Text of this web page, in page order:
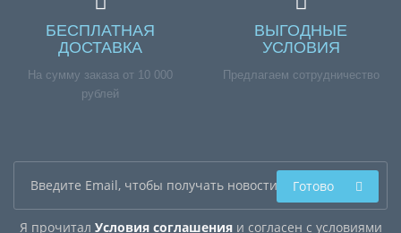
БЕСПЛАТНАЯ
ДОСТАВКА
На сумму заказа от 10 000
рублей
ВЫГОДНЫЕ
УСЛОВИЯ
Предлагаем сотрудничество
Я прочитал Условия соглашенияи согласен с условиями
Готово